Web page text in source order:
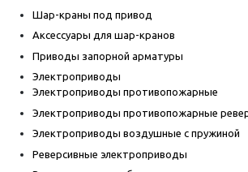
Шар-краны под привод
Аксессуары для шар-кранов
Приводы запорной арматуры
Электроприводы
Электроприводы противопожарные
Электроприводы противопожарные
Электроприводы воздушные с пружиной
Реверсивные электроприводы